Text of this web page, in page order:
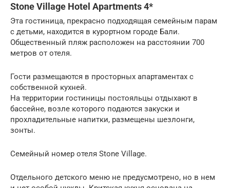
Stone Village Hotel Apartments 4*
Эта гостиница, прекрасно подходящая семейным парам
с детьми, находится в курортном городе Бали.
Общественный пляж расположен на расстоянии 700
метров от отеля.
Гости размещаются в просторных апартаментах с
собственной кухней.
На территории гостиницы постояльцы отдыхают в
бассейне, возле которого подаются закуски и
прохладительные напитки, размещены шезлонги,
зонты.
Семейный номер отеля Stone Village.
Отдельного детского меню не предусмотрено, но в нем